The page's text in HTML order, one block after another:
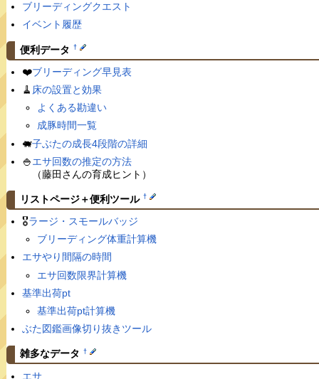
ブリーディングクエスト
イベント履歴
便利データ †
❤️ブリーディング早見表
🧹 床の設置と効果
よくある勘違い
成豚時間一覧
🐖子ぶたの成長4段階の詳細
🍚エサ回数の推定の方法
（藤田さんの育成ヒント）
リストページ＋便利ツール †
🎖ラージ・スモールバッジ
ブリーディング体重計算機
エサやり間隔の時間
エサ回数限界計算機
基準出荷pt
基準出荷pt計算機
ぶた図鑑画像切り抜きツール
雑多なデータ †
エサ